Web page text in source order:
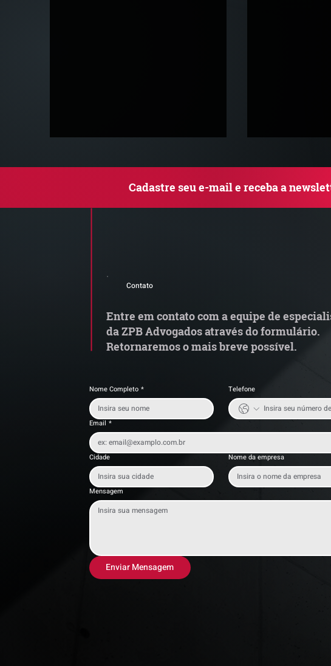
reforma tributária e os
modelos de vinculação no
Relevantes
Logístico
Cadastre seu e-mail e receba a
Contato
Entre em contato com a equipe de
da ZPB Advogados através do formulário.
Retornaremos o mais breve possível.
Nome Completo * Telefone
Email *
Cidade Nome da empresa
Mensagem
Enviar Mensagem